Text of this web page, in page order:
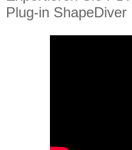
Plug-in ShapeDiver